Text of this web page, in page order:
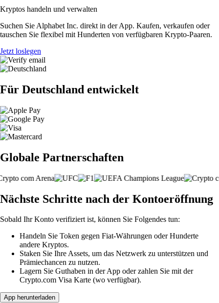
Kryptos handeln und verwalten
Suchen Sie Alphabet Inc. direkt in der App. Kaufen, verkaufen oder
tauschen Sie flexibel mit Hunderten von verfügbaren Krypto-Paaren.
Jetzt loslegen
Für Deutschland entwickelt
Globale Partnerschaften
Nächste Schritte nach der Kontoeröffnung
Sobald Ihr Konto verifiziert ist, können Sie Folgendes tun:
Handeln Sie Token gegen Fiat-Währungen oder Hunderte
andere Kryptos.
Staken Sie Ihre Assets, um das Netzwerk zu unterstützen und
Prämiechancen zu nutzen.
Lagern Sie Guthaben in der App oder zahlen Sie mit der
Crypto.com Visa Karte (wo verfügbar).
App herunterladen